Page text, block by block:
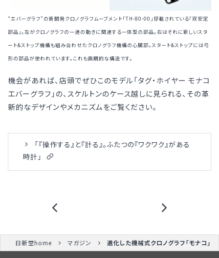
“エバーグラフ”の新開発クロノグラフムーブメント「TH-80-00」搭載されている「双安定
部品」。左がクロノグラフの一連の動きに関連する一体型の部品。右はそれに新しいスタ
ート&ストップ機構も組み合わせたクロノグラフ機構の心臓部。スタート&ストップには弓
形の部品が使われています。これも画期的な構造です。
機会があれば、店頭でぜひこのモデル「タグ・ホイヤー モナコ
エバーグラフ」の、スケルトンのケース越しに見られる、その革
新的なデザインやメカニズムをご覧ください。
「『操作する』と『計る』。ふたつの『ワクワク』がある
時計」
日新堂home マガジン 進化した機械式クロノグラフ「モナコ」